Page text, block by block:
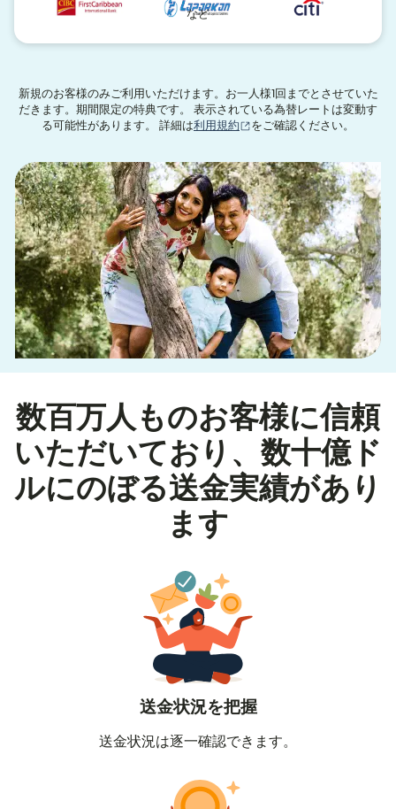
など
新規のお客様のみご利用いただけます。お一人様1回までとさせていた
だきます。期間限定の特典です。 表示されている為替レートは変動す
る可能性があります。 詳細は利用規約 （別ウィンドウで開きます
をご確認ください。
数百万人ものお客様に信頼
いただいており、数十億ド
ルにのぼる送金実績があり
ます
送金状況を把握
送金状況は逐一確認できます。